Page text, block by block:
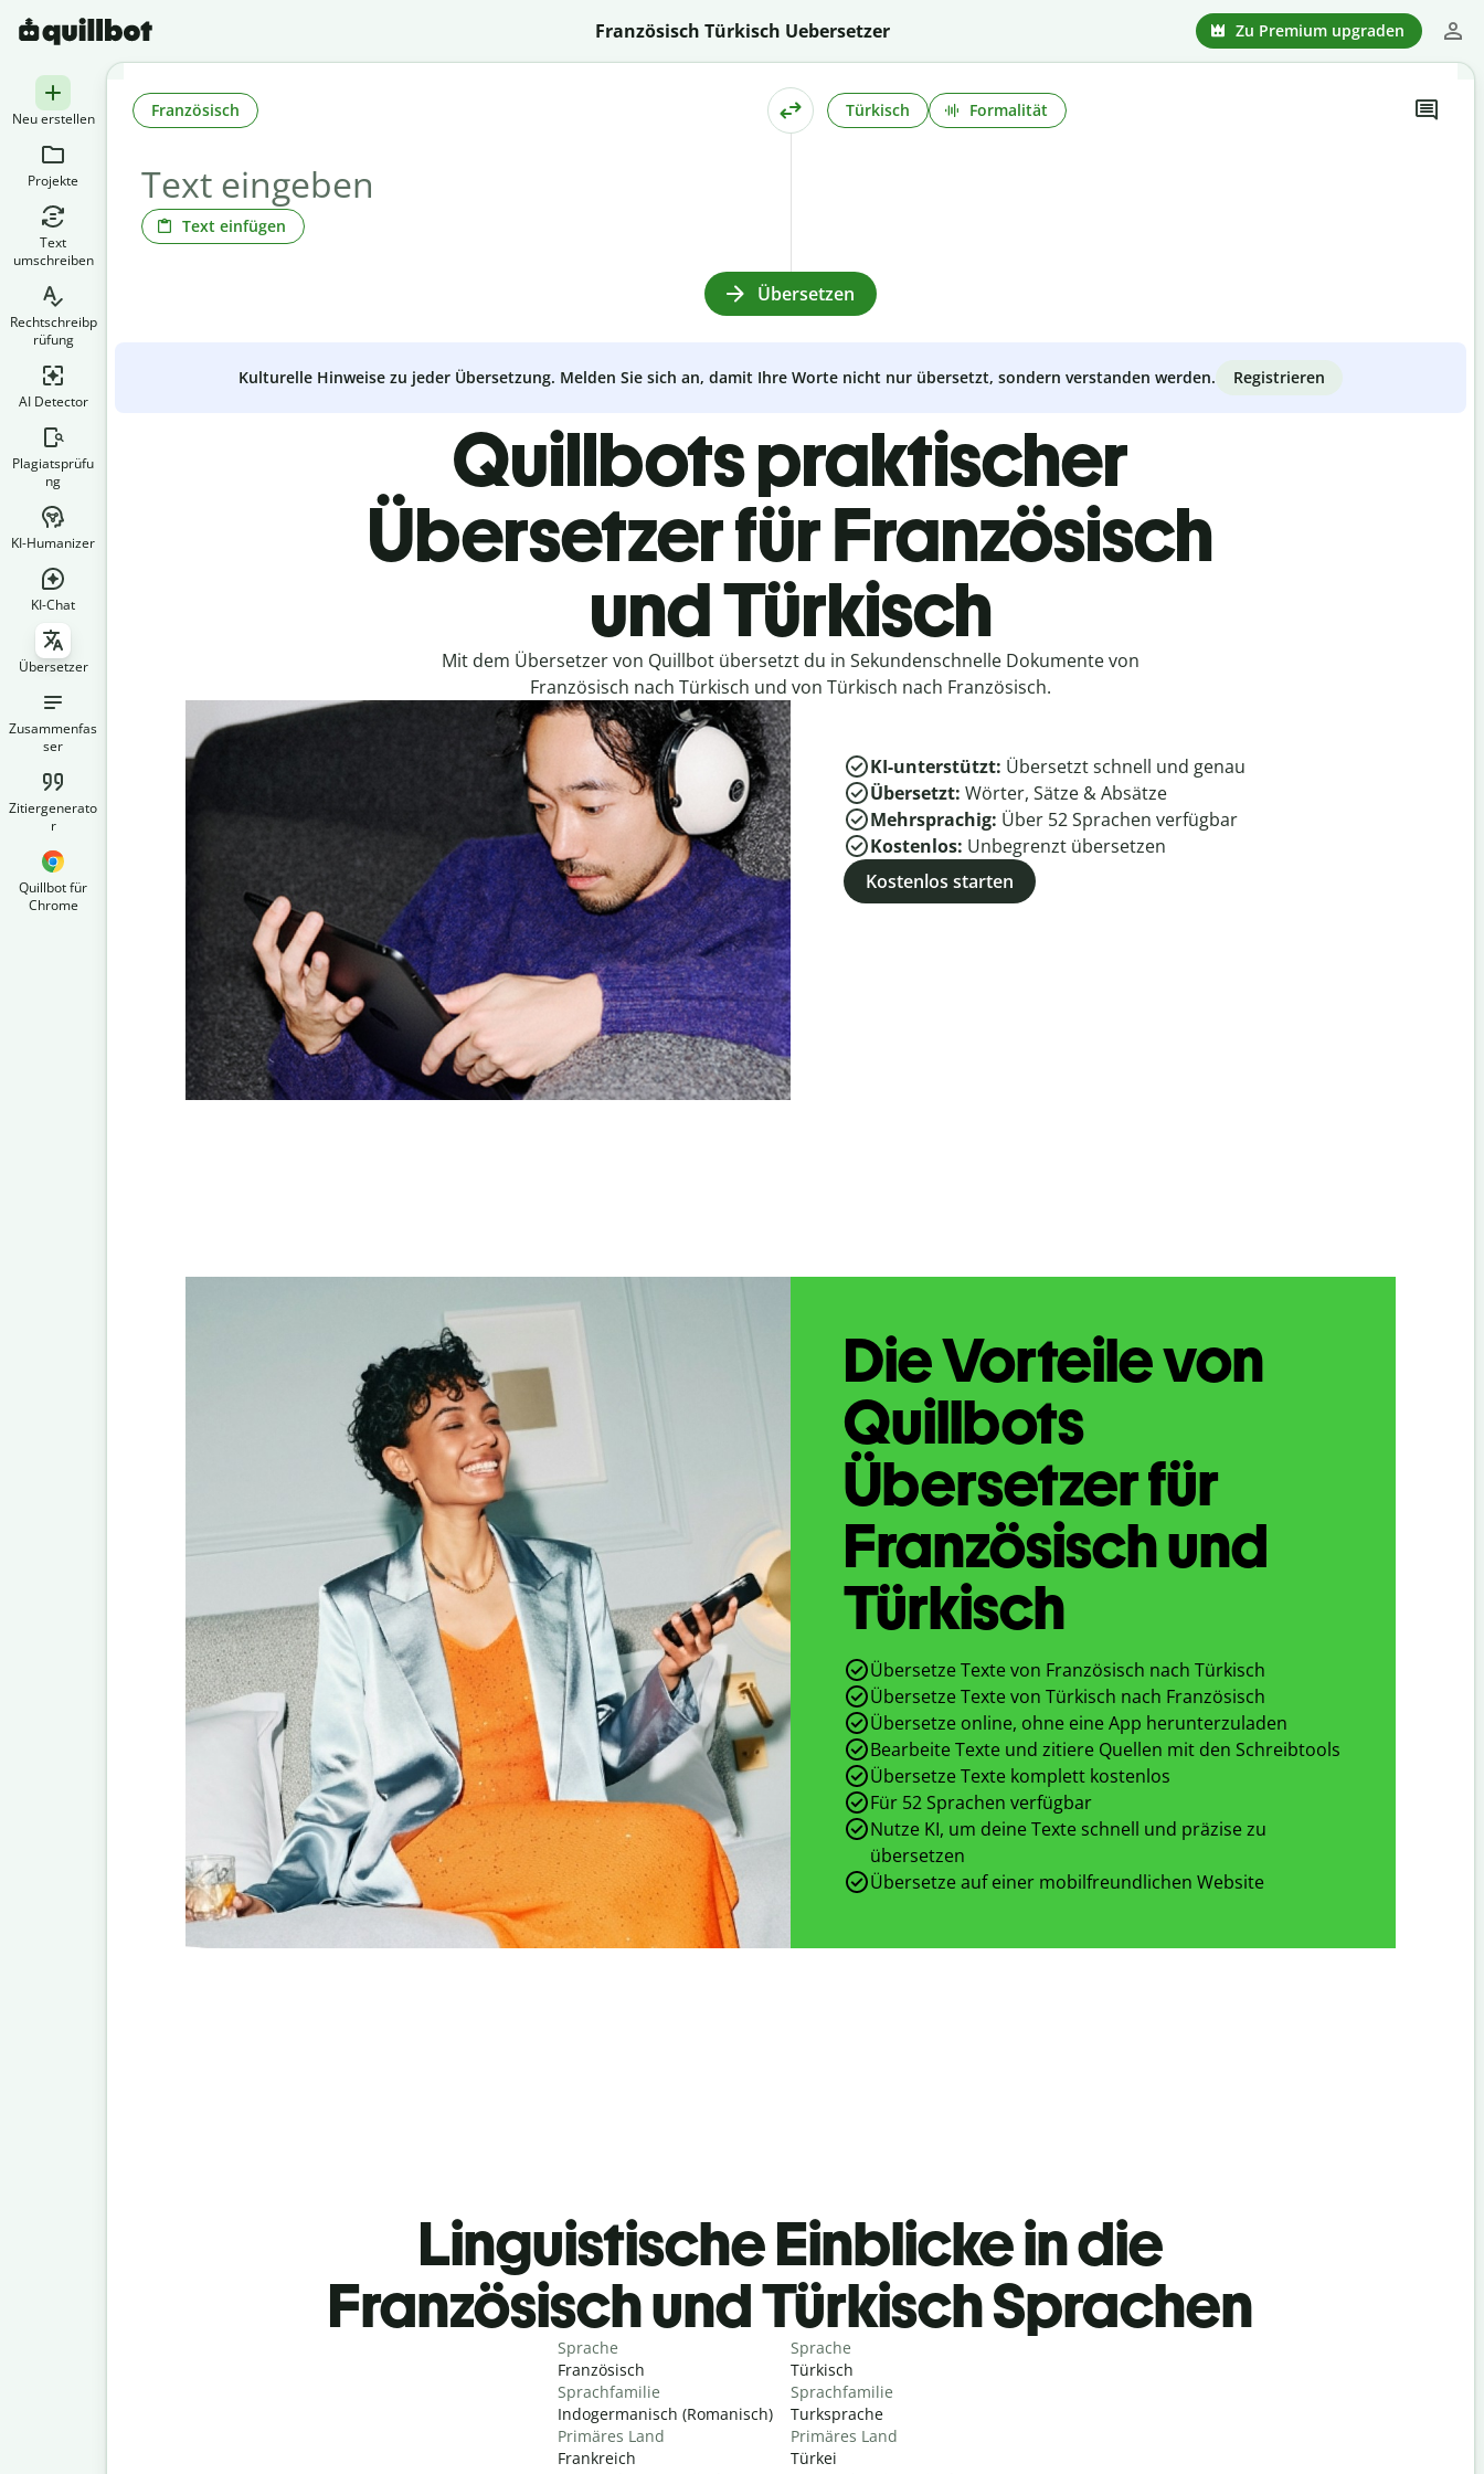
Französisch Türkisch Uebersetzer Zu Premium upgraden
Neu erstellen
Projekte
Text
umschreiben
Rechtschreibp
rüfung
AI Detector
Plagiatsprüfu
ng
KI-Humanizer
KI-Chat
Übersetzer
Zusammenfas
ser
Zitiergenerato
r
Quillbot für
Chrome
Text einfügen
Französisch Türkisch Formalität
Übersetzen
Kulturelle Hinweise zu jeder Übersetzung. Melden Sie sich an, damit Ihre Worte nicht nur übersetzt, sondern verstanden werden. Registrieren
Quillbots praktischer
Übersetzer für Französisch
und Türkisch
Mit dem Übersetzer von Quillbot übersetzt du in Sekundenschnelle Dokumente von
Französisch nach Türkisch und von Türkisch nach Französisch.
KI-unterstützt: Übersetzt schnell und genau
Übersetzt: Wörter, Sätze & Absätze
Mehrsprachig: Über 52Sprachen verfügbar
Kostenlos: Unbegrenzt übersetzen
Kostenlos starten
Die Vorteile von
Quillbots
Übersetzer für
Französisch und
Türkisch
Übersetze Texte von Französisch nach Türkisch
Übersetze Texte von Türkisch nach Französisch
Übersetze online, ohne eine App herunterzuladen
Bearbeite Texte und zitiere Quellen mit den Schreibtools
Übersetze Texte komplett kostenlos
Für 52 Sprachen verfügbar
Nutze KI, um deine Texte schnell und präzise zu
übersetzen
Übersetze auf einer mobilfreundlichen Website
Linguistische Einblicke in die
Französisch und Türkisch Sprachen
Sprache
Französisch
Sprachfamilie
Indogermanisch (Romanisch)
Primäres Land
Frankreich
Sprache
Türkisch
Sprachfamilie
Turksprache
Primäres Land
Türkei